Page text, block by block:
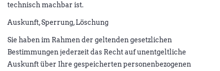
technisch machbar ist.
Auskunft, Sperrung, Löschung
Sie haben im Rahmen der geltenden gesetzlichen
Bestimmungen jederzeit das Recht auf unentgeltliche
Auskunft über Ihre gespeicherten personenbezogenen